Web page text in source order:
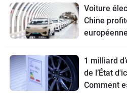
Voiture
Chine
Vieux
1 milliard
de l’État
Comment